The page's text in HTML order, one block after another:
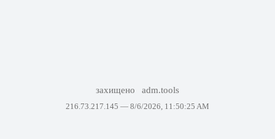
захищено adm.tools
216.73.217.145 — 8/6/2026, 11:50:25 AM